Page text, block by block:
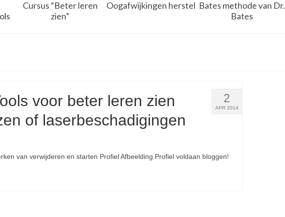
Cursus “Beter leren
zien”
Oogafwijkingen herstel Bates methode van Dr.
Bates
2
APR 2014
voor beter leren zien
of laserbeschadigingen
van verwijderen en starten Profiel Afbeelding Profiel voldaan bloggen!